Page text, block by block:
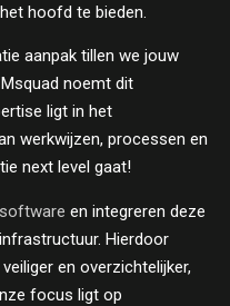
hoofd te bieden.
aanpak tillen we jouw
noemt dit
ligt in het
werkwijzen, processen en
next level gaat!
en integreren deze
Hierdoor
en overzichtelijker,
focus ligt op